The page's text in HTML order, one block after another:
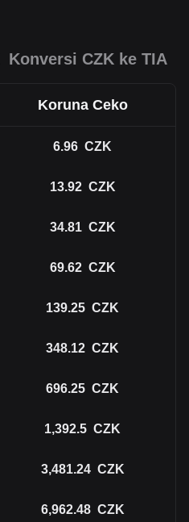
Konversi CZK ke TIA
Koruna Ceko
6.96 CZK
13.92 CZK
34.81 CZK
69.62 CZK
139.25 CZK
348.12 CZK
696.25 CZK
1,392.5 CZK
3,481.24 CZK
6,962.48 CZK